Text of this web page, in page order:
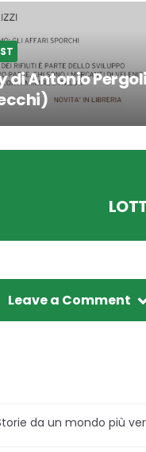
di Antonio
Leave a Comment
da un mondo più